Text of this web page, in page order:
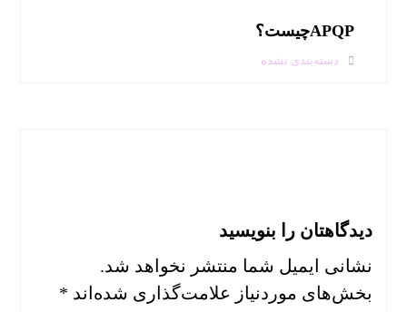
APQPچیست؟
دسته‌بندی نشده
دیدگاهتان را بنویسید
نشانی ایمیل شما منتشر نخواهد شد.
بخش‌های موردنیاز علامت‌گذاری شده‌اند *